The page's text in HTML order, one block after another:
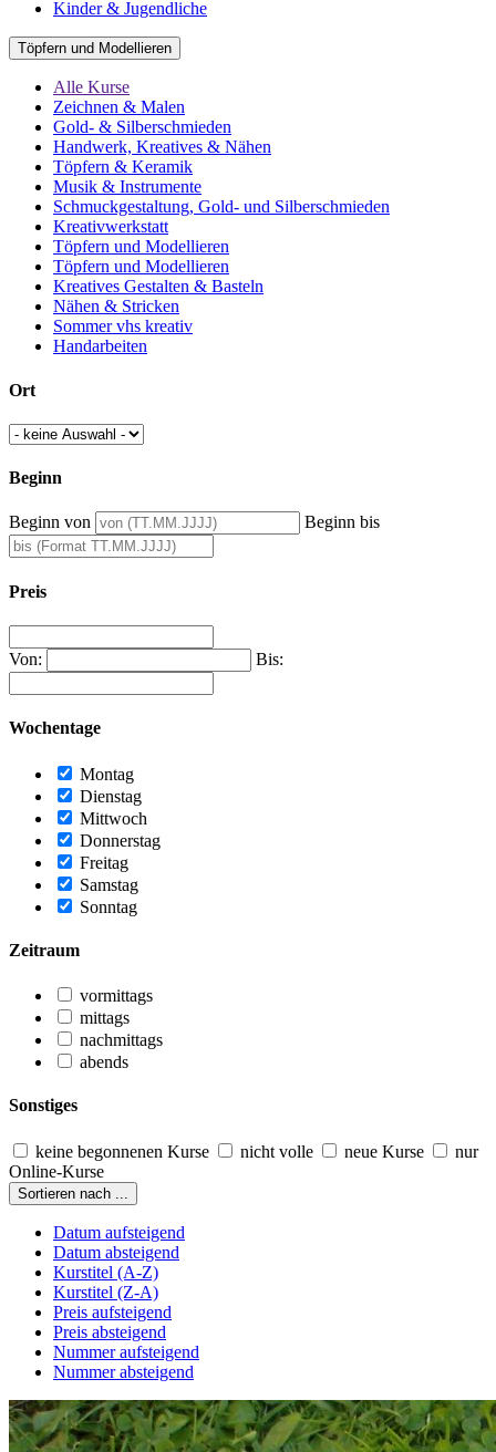
Kinder & Jugendliche
Töpfern und Modellieren
Alle Kurse
Zeichnen & Malen
Gold- & Silberschmieden
Handwerk, Kreatives & Nähen
Töpfern & Keramik
Musik & Instrumente
Schmuckgestaltung, Gold- und Silberschmieden
Kreativwerkstatt
Töpfern und Modellieren
Töpfern und Modellieren
Kreatives Gestalten & Basteln
Nähen & Stricken
Sommer vhs kreativ
Handarbeiten
Ort
Beginn
Beginn von Beginn bis
Preis
Von: Bis:
Wochentage
Montag
Dienstag
Mittwoch
Donnerstag
Freitag
Samstag
Sonntag
Zeitraum
vormittags
mittags
nachmittags
abends
Sonstiges
keine begonnenen Kurse nicht volle neue Kurse
nur
Online-Kurse
Sortieren nach ...
Datum aufsteigend
Datum absteigend
Kurstitel (A-Z)
Kurstitel (Z-A)
Preis aufsteigend
Preis absteigend
Nummer aufsteigend
Nummer absteigend